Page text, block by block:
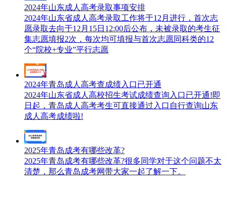
2024年山东成人高考录取事项安排
2024年山东省成人高考录取工作将于12月进行，首次志
愿录取去向于12月15日12:00后公布，未被录取的考生征
集志愿填报2次，每次均可填报与首次志愿同科类的12
个“院校+专业”平行志愿
2024年青岛成人高考查成绩入口已开通
2024年山东省成人高校招生考试成绩查询入口已开通!即
日起，青岛成人高考考生可直接通过入口自行查询山东
成人高考成绩啦!
2025年青岛成考有哪些改革?
2025年青岛成考有哪些改革?很多同学对于这个问题不太
清楚，那么青岛成考网带大家一起了解一下。